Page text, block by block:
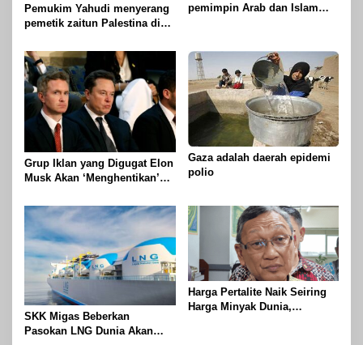
Pemukim Yahudi menyerang
pemetik zaitun Palestina di
pemimpin Arab dan Islam
genosida di Gaza
Grup Iklan yang Digugat Elon
Musk Akan ‘Menghentikan’
Gaza adalah daerah epidemi
polio
SKK Migas Beberkan
Pasokan LNG Dunia Akan
Harga Pertalite Naik Seiring
Harga Minyak Dunia,